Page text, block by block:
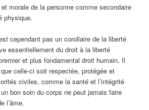
morale de la personne comme secondaire
physique.
cependant pas un corollaire de la liberté
essentiellement du droit à la liberté
et plus fondamental droit humain. Il
celle-ci soit respectée, protégée et
civiles, comme la santé et l’intégrité
bon soin du corps ne peut jamais faire
l’âme.